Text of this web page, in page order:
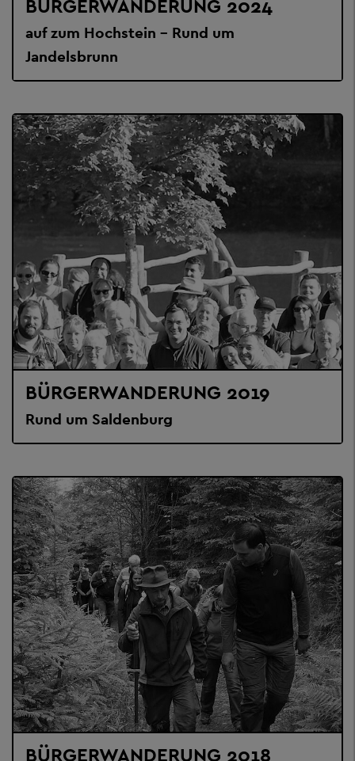
BÜRGERWANDERUNG 2024
auf zum Hochstein - Rund um
Jandelsbrunn
BÜRGERWANDERUNG 2019
Rund um Saldenburg
BÜRGERWANDERUNG 2018